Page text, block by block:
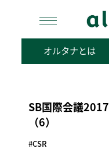
検
オルタナとは
SB国際会議
（6）
#CSR